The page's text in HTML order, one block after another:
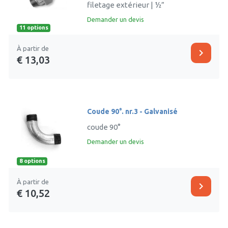
11 options
filetage extérieur | ½”
Demander un devis
À partir de
€ 13,03
chevron_right
8 options
Coude 90°. nr.3 - Galvanisé
coude 90°
Demander un devis
À partir de
€ 10,52
chevron_right